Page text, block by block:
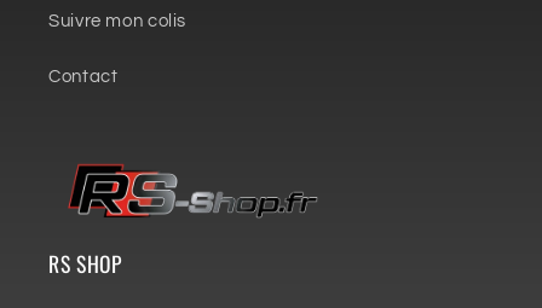
Suivre mon colis
Contact
RS SHOP